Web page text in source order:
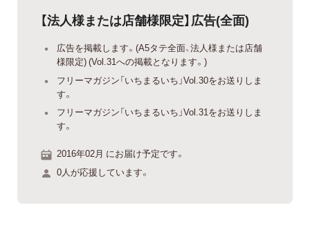
【法人様または店舗様限定】広告(全面)
広告を掲載します。(A5タテ全面、法人様または店舗
様限定) (Vol.31への掲載となります。)
フリーマガジン「いちまるいち」Vol.30をお送りしま
す。
フリーマガジン「いちまるいち」Vol.31をお送りしま
す。
2016年02月 にお届け予定です。
0人が応援しています。